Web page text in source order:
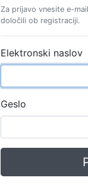
Za prijavo vnesite e-
določili ob registraciji.
Elektronski naslov
Geslo